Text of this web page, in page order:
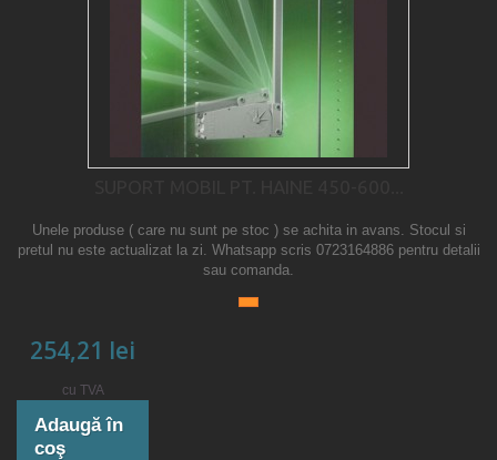
Unele produse ( care nu sunt pe stoc ) se achita in avans. Stocul si
pretul nu este actualizat la zi. Whatsapp scris 0723164886 pentru detalii
sau comanda.
254,21 lei
cu TVA
Adaugă în
coş